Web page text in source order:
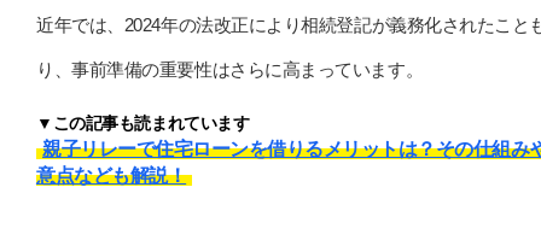
近年では、2024年の法改正により相続登記が義務化されたこと
り、事前準備の重要性はさらに高まっています。
▼この記事も読まれています
親子リレーで住宅ローンを借りるメリットは？その仕組み
意点なども解説！